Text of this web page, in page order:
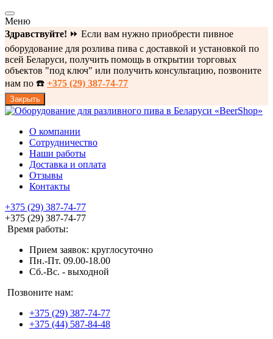
Меню
Здравствуйте! ⏩ Если вам нужно приобрести пивное
оборудование для розлива пива с доставкой и установкой по
всей Беларуси, получить помощь в открытии торговых
объектов "под ключ" или получить консультацию, позвоните
нам по ☎️ +375 (29) 387-74-77
Закрыть
О компании
Сотрудничество
Наши работы
Доставка и оплата
Отзывы
Контакты
+375 (29) 387-74-77
+375 (29) 387-74-77
Время работы:
Прием заявок: круглосуточно
Пн.-Пт. 09.00-18.00
Cб.-Вс. - выходной
Позвоните нам:
+375 (29) 387-74-77
+375 (44) 587-84-48